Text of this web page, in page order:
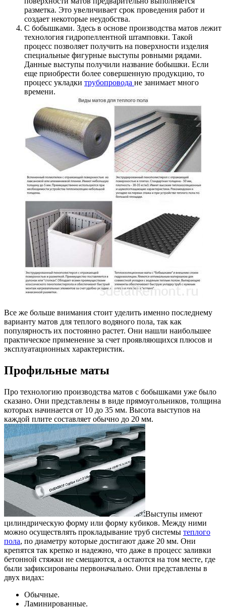
разметка. Это увеличивает срок проведения работ и
создает некоторые неудобства.
С бобышками. Здесь в основе производства матов лежит
технология гидропеллентной штамповки. Такой
процесс позволяет получить на поверхности изделия
специальные фигурные выступы ровными рядами.
Данные выступы получили название бобышки. Если
еще приобрести более совершенную продукцию, то
процесс укладки трубопровода не занимает много
времени.
Все же больше внимания стоит уделить именно последнему
варианту матов для теплого водяного пола, так как
популярность их постоянно растет. Они нашли наибольшее
практическое применение за счет проявляющихся плюсов и
эксплуатационных характеристик.
Профильные маты
Про технологию производства матов с бобышками уже было
сказано. Они представлены в виде прямоугольников, толщина
которых начинается от 10 до 35 мм. Высота выступов на
каждой плите составляет обычно до 20 мм.
Выступы имеют
цилиндрическую форму или форму кубиков. Между ними
можно осуществлять прокладывание труб системы теплого
пола, по диаметру которые достигают даже 20 мм. Они
крепятся так крепко и надежно, что даже в процесс заливки
бетонной стяжки не смещаются, а остаются на том месте, где
были зафиксированы первоначально. Они представлены в
двух видах:
Обычные.
Ламинированные.